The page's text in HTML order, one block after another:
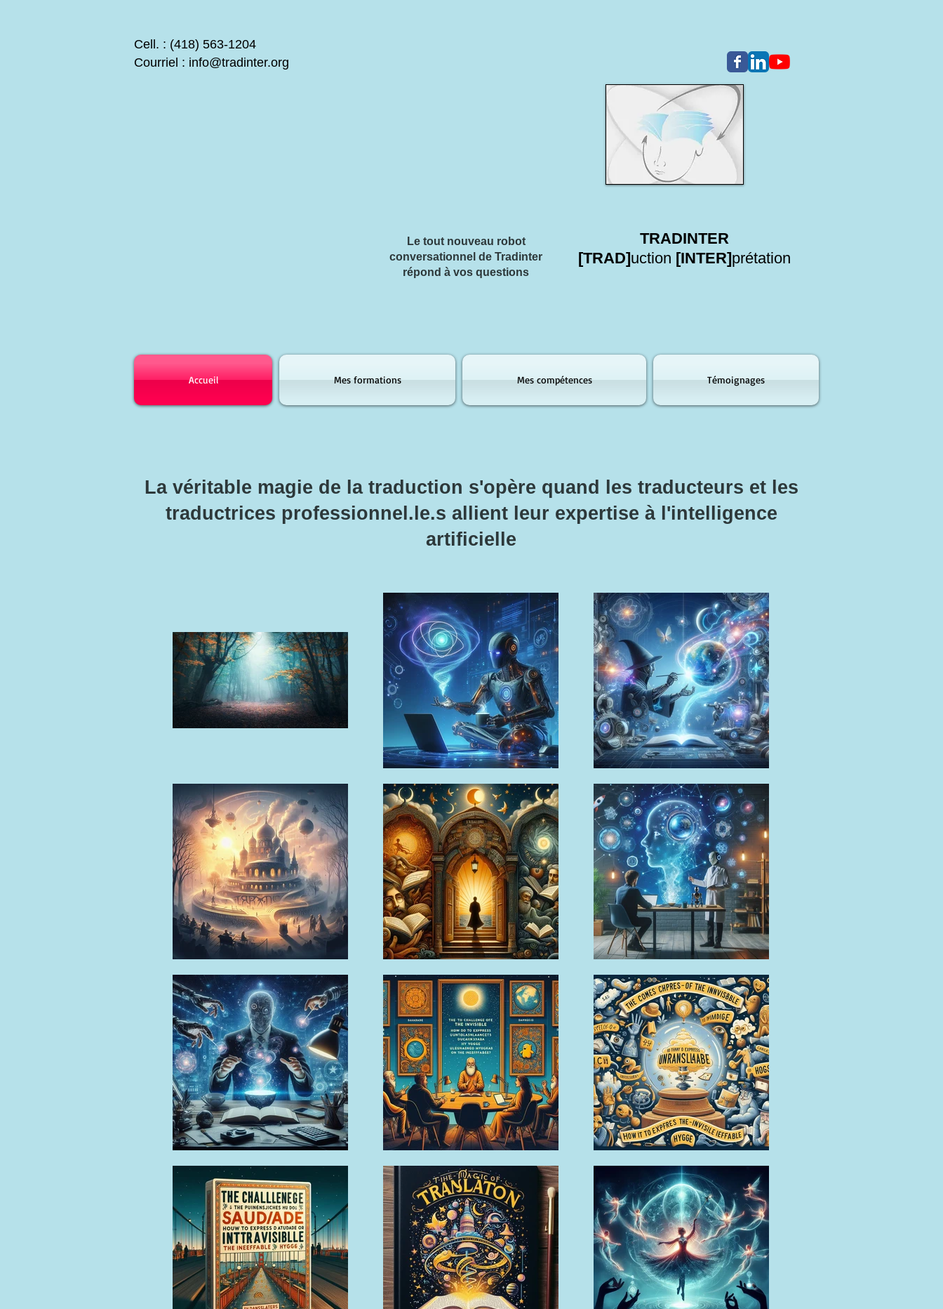
Cell. : (418) 563-1204
Courriel : info@tradinter.org
Le tout nouveau robot
conversationnel de Tradinter
répond à vos questions
TRADINTER
[TRAD]uction [INTER]prétation
Accueil Mes formations Mes compétences Témoignages
La véritable magie de la traduction s'opère quand les traducteurs et les
traductrices professionnel.le.s allient leur expertise à l'intelligence
artificielle